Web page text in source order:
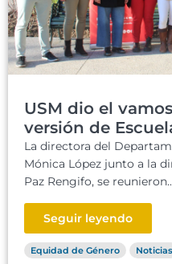
USM dio el
versión de
La directora del
Mónica López junto a la
Paz Rengifo, se
Seguir leyendo
Equidad de Género Noticias